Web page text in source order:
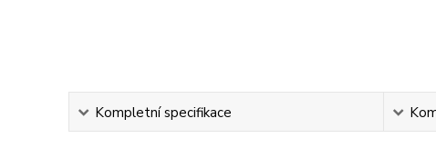
Kompletní specifikace